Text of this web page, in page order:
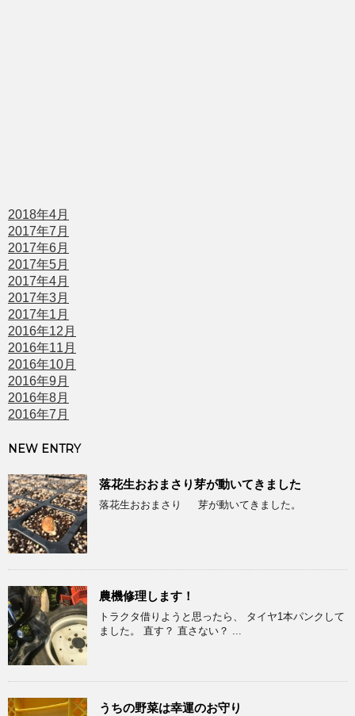
2018年4月
2017年7月
2017年6月
2017年5月
2017年4月
2017年3月
2017年1月
2016年12月
2016年11月
2016年10月
2016年9月
2016年8月
2016年7月
NEW ENTRY
落花生おおまさり芽が動いてきました
落花生おおまさり 芽が動いてきました。
農機修理します！
トラクタ借りようと思ったら、 タイヤ1本パンクして
ました。 直す？ 直さない？ ...
うちの野菜は幸運のお守り